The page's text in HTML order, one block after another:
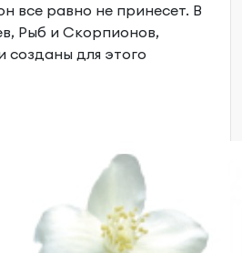
все равно не принесет. В
Рыб и Скорпионов,
созданы для этого